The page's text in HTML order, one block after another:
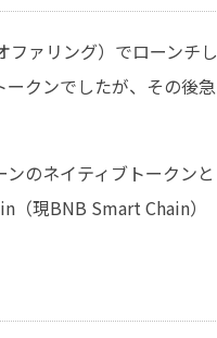
ァリング）でローンチし
クンでしたが、その後急
のネイティブトークンと
現BNB Smart Chain）